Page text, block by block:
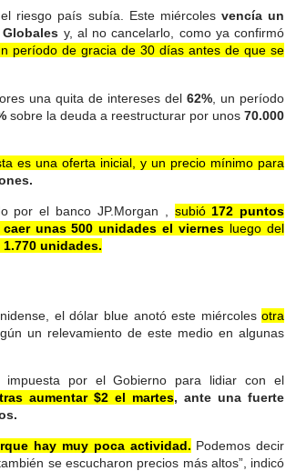
riesgo país subía. Este miércolesvencía un
y, al no cancelarlo, como ya confirmó
período de gracia de 30 días antes de que se
una quita de intereses del62% , un período
sobre la deuda a reestructurar por unos70.000
es una oferta inicial, y un precio mínimo para
por el banco JP.Morgan , subió 172 puntos
unas 500 unidades el viernes luego del
unidades.
el dólar blue anotó este miércolesotra
un relevamiento de este medio en algunas
por el Gobierno para lidiar con el
aumentar $2 el martes, ante una fuerte
hay muy poca actividad. Podemos decir
se escucharon precios más altos”, indicó